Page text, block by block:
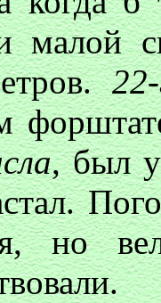
малой
, был
но